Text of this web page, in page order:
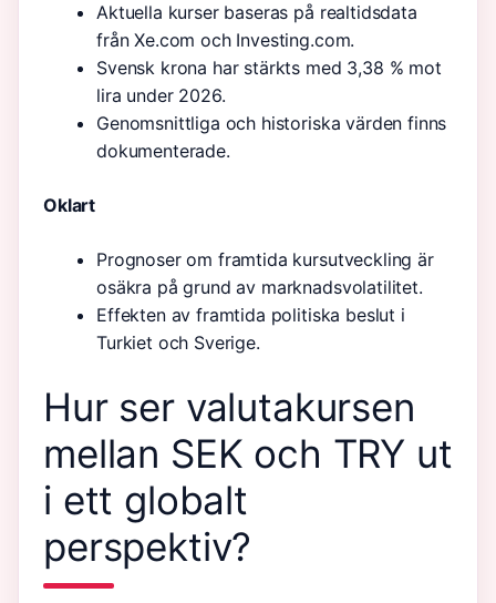
Aktuella kurser baseras på realtidsdata
från Xe.com och Investing.com.
Svensk krona har stärkts med 3,38 % mot
lira under 2026.
Genomsnittliga och historiska värden finns
dokumenterade.
Oklart
Prognoser om framtida kursutveckling är
osäkra på grund av marknadsvolatilitet.
Effekten av framtida politiska beslut i
Turkiet och Sverige.
Hur ser valutakursen
mellan SEK och TRY ut
i ett globalt
perspektiv?